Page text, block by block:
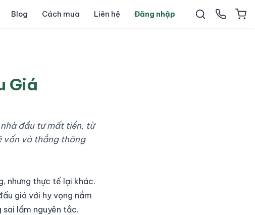
Blog Cách mua Liên hệ Đăng nhập
Giá
đầu tư mất tiền, từ
vốn và thắng thông
nhưng thực tế lại khác.
giá với hy vọng nắm
lầm nguyên tắc.